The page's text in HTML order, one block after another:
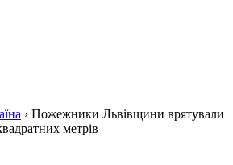
› Пожежники Львівщини врятували
метрів